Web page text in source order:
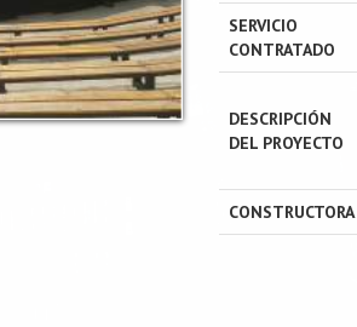
SERVICIO
CONTRATADO
DESCRIPCIÓN
DEL PROYECTO
CONSTRUCTORA